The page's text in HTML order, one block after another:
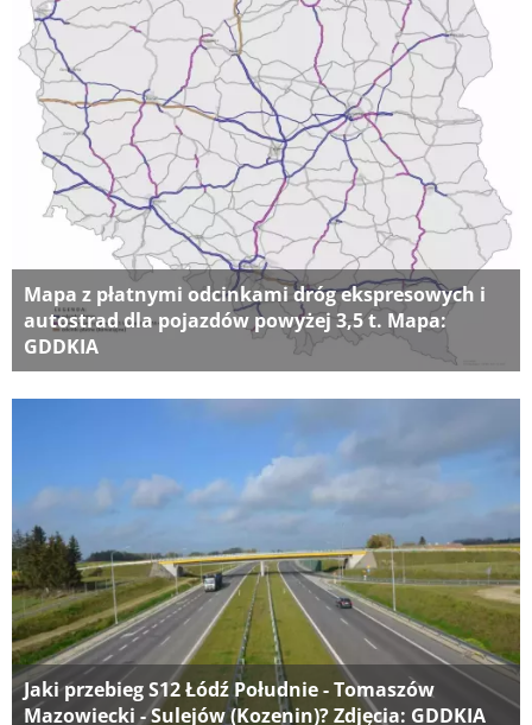
Mapa z płatnymi odcinkami dróg ekspresowych i
autostrad dla pojazdów powyżej 3,5 t. Mapa:
GDDKIA
Jaki przebieg S12 Łódź Południe - Tomaszów
Mazowiecki - Sulejów (Kozenin)? Zdjęcia: GDDKIA